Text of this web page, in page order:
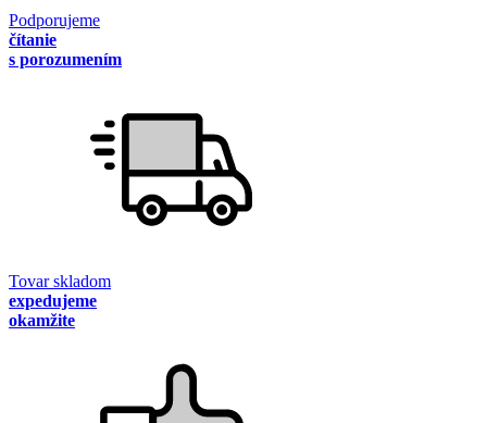
Podporujeme
čítanie
s porozumením
Tovar skladom
expedujeme
okamžite